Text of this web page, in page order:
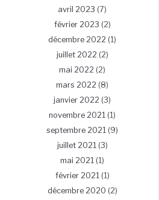
avril 2023 (7)
février 2023 (2)
décembre 2022 (1)
juillet 2022 (2)
mai 2022 (2)
mars 2022 (8)
janvier 2022 (3)
novembre 2021 (1)
septembre 2021 (9)
juillet 2021(3)
mai 2021 (1)
février 2021(1)
décembre 2020 (2)